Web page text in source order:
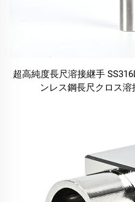
超高純度長尺溶接継手
ンレス鋼長尺クロス